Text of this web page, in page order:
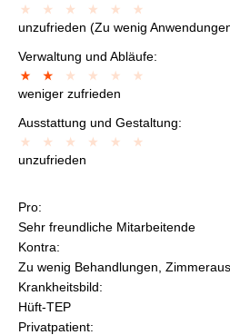
unzufrieden (Zu wenig
Verwaltung und Abläufe:
weniger zufrieden
Ausstattung und Gestaltung:
unzufrieden
Pro:
Sehr freundliche Mitarbeitende
Kontra:
Zu wenig Behandlungen,
Krankheitsbild:
Hüft-TEP
Privatpatient: